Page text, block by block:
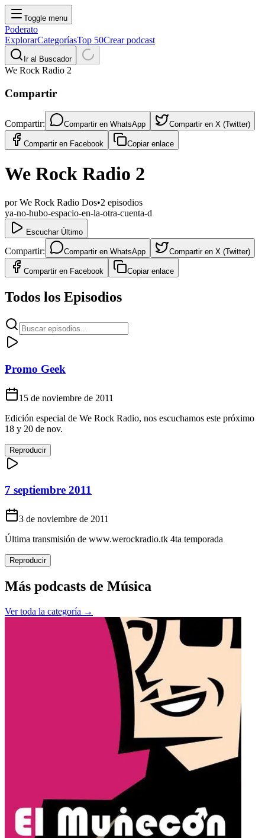
Toggle menu
Poderato
ExplorarCategoríasTop 50Crear podcast
Ir al Buscador
We Rock Radio 2
Compartir
Compartir: Compartir en WhatsApp Compartir en X (Twitter)
Compartir en Facebook Copiar enlace
We Rock Radio 2
porWe Rock Radio Dos•2 episodios
ya-no-hubo-espacio-en-la-otra-cuenta-d
Escuchar Último
Compartir: Compartir en WhatsApp Compartir en X (Twitter)
Compartir en Facebook Copiar enlace
Todos los Episodios
Promo Geek
15 de noviembre de 2011
Edición especial de We Rock Radio, nos escuchamos este próximo
18 y 20 de nov.
Reproducir
7 septiembre 2011
3 de noviembre de 2011
Última transmisión de www.werockradio.tk 4ta temporada
Reproducir
Más podcasts de Música
Ver toda la categoría →